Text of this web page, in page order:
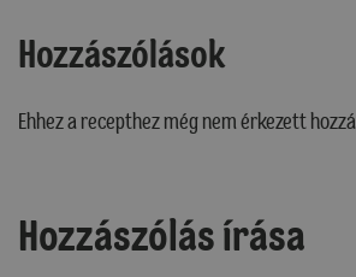
Hozzászólások
Ehhez a recepthez még nem érkezett
Hozzászólás írása